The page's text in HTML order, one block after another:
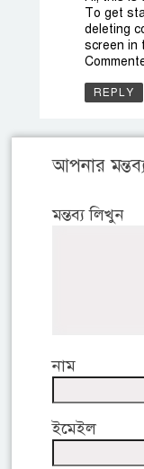
To get
deleting
screen in
REPLY
আপনার
মন্তব্য লিখুন
নাম
ইমেইল